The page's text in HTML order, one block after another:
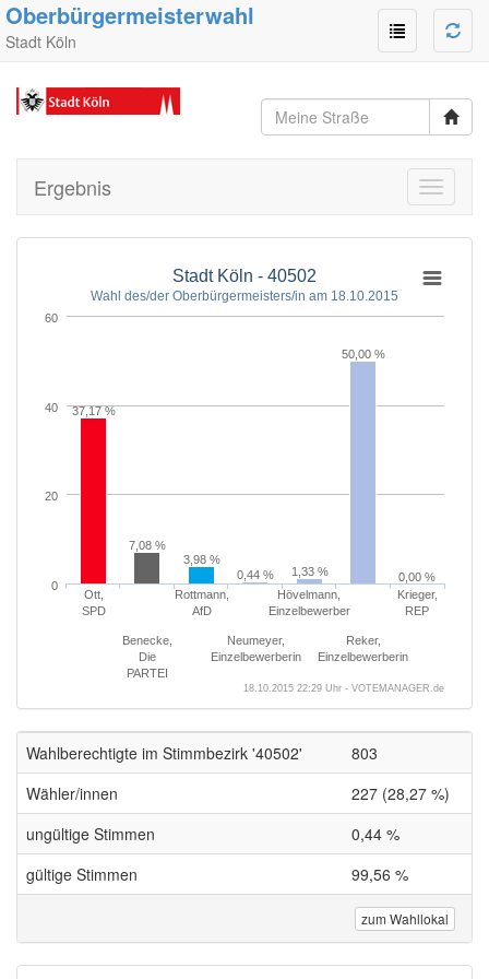
Oberbürgermeisterwahl
Stadt Köln
Toggle
Ergebnis
Stadt Köln - 40502
Wahl des/der Oberbürgermeisters/in am 18.10.2015
37,17 %
7,08 %
3,98 %
0,44 %
1,33 %
50,00 %
0,00 %
Ott,
SPD
Benecke,
Die
PARTEI
Rottmann,
AfD
Neumeyer,
Einzelbewerberin
Hövelmann,
Einzelbewerber
Reker,
Einzelbewerberin
Krieger,
REP
0
20
40
60
18.10.2015 22:29 Uhr - VOTEMANAGER.de
Wahlberechtigte im Stimmbezirk '40502'
803
Wähler/innen
227 (28,27 %)
ungültige Stimmen
0,44 %
gültige Stimmen
99,56 %
zum Wahllokal